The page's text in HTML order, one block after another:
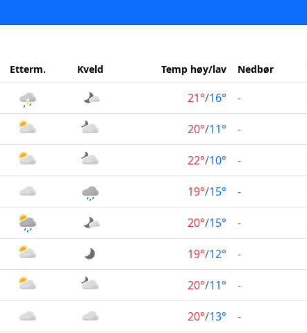
Etterm. Kveld Temp høy/lav Nedbør
21°/16° -
20°/11° -
22°/10° -
19°/15° -
20°/15° -
19°/12° -
20°/11° -
20°/13° -